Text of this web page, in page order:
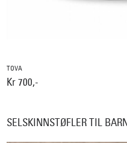
TOVA
Kr 700,-
SELSKINNSTØFLER TIL